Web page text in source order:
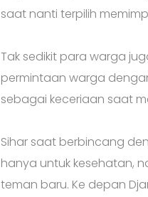
saat nanti terpilih
Tak sedikit para warga
permintaan warga
sebagai keceriaan saat
Sihar saat berbincang
hanya untuk kesehatan,
teman baru. Ke depan